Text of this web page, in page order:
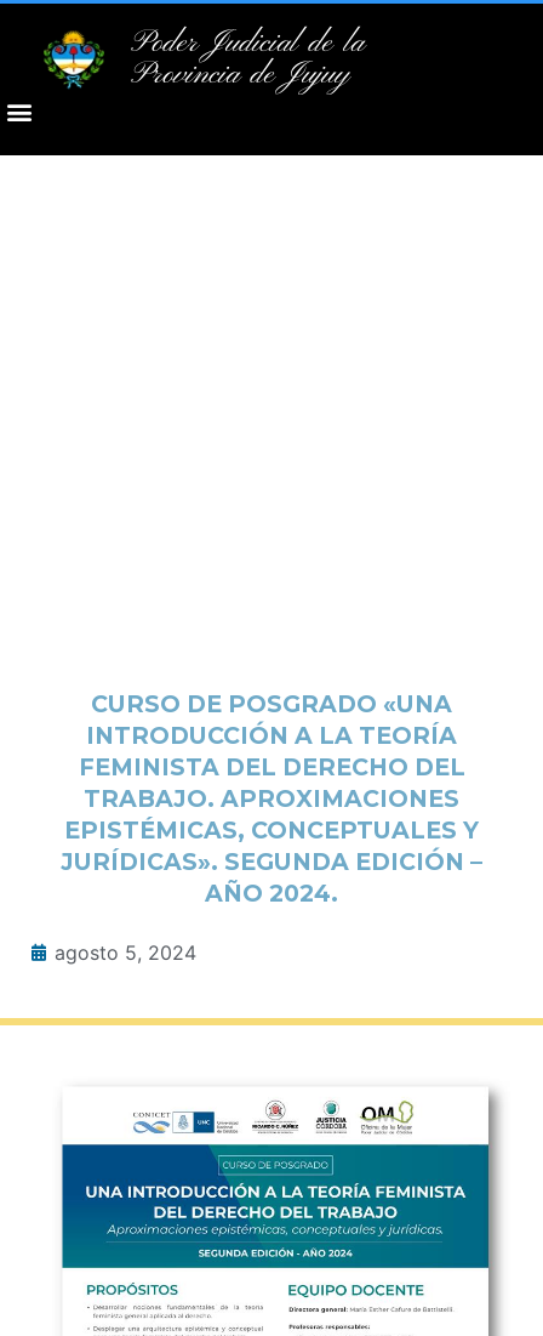
Poder Judicial de la
Provincia de Jujuy
CURSO DE POSGRADO «UNA
INTRODUCCIÓN A LA TEORÍA
FEMINISTA DEL DERECHO DEL
TRABAJO. APROXIMACIONES
EPISTÉMICAS, CONCEPTUALES Y
JURÍDICAS». SEGUNDA EDICIÓN –
AÑO 2024.
agosto 5, 2024